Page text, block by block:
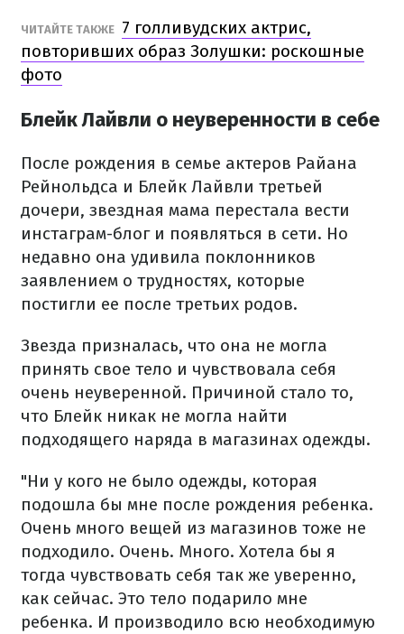
ЧИТАЙТЕ ТАКЖЕ 7 голливудских актрис,
повторивших образ Золушки: роскошные
фото
Блейк Лайвли о неуверенности в себе
После рождения в семье актеров Райана
Рейнольдса и Блейк Лайвли третьей
дочери, звездная мама перестала вести
инстаграм-блог и появляться в сети. Но
недавно она удивила поклонников
заявлением о трудностях, которые
постигли ее после третьих родов.
Звезда призналась, что она не могла
принять свое тело и чувствовала себя
очень неуверенной. Причиной стало то,
что Блейк никак не могла найти
подходящего наряда в магазинах одежды.
"Ни у кого не было одежды, которая
подошла бы мне после рождения ребенка.
Очень много вещей из магазинов тоже не
подходило. Очень. Много. Хотела бы я
тогда чувствовать себя так же уверенно,
как сейчас. Это тело подарило мне
ребенка. И производило всю необходимую